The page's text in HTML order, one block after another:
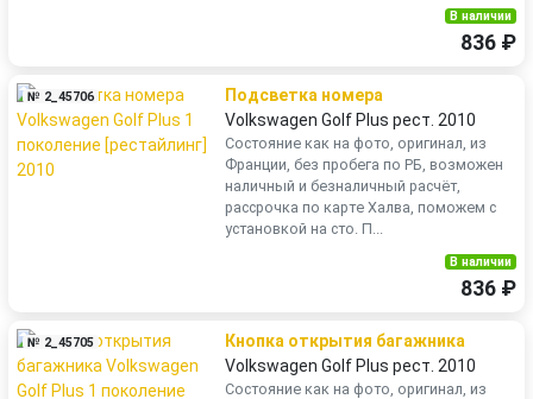
В наличии
836 ₽
№ 2_45706
Подсветка номера
Volkswagen Golf Plus рест. 2010
Состояние как на фото, оригинал, из
Франции, без пробега по РБ, возможен
наличный и безналичный расчёт,
рассрочка по карте Халва, поможем с
установкой на сто. П...
В наличии
836 ₽
№ 2_45705
Кнопка открытия багажника
Volkswagen Golf Plus рест. 2010
Состояние как на фото, оригинал, из